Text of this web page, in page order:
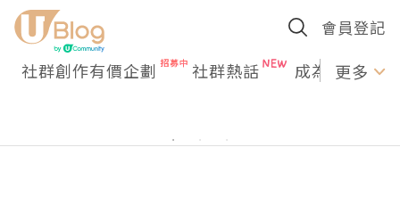
會員登記
社群創作有價企劃 社群熱話 成為U更多